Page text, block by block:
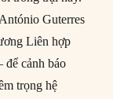
Guterres
Liên hợp
để cảnh báo
trọng hệ